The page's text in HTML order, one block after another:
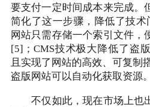
要支付一定时间成本来完成。
简化了这一步骤，降低了技术
网站只需存储一个索引文件，
[5]；CMS技术极大降低了盗
且实现了网站的高效、可复制
盗版网站可以自动化获取资源。
不仅如此，现在市场上也